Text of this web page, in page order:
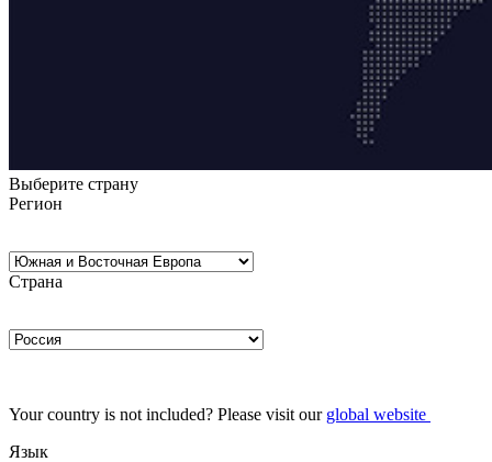
Выберите страну
Регион
Страна
Your country is not included? Please visit our global website
Язык